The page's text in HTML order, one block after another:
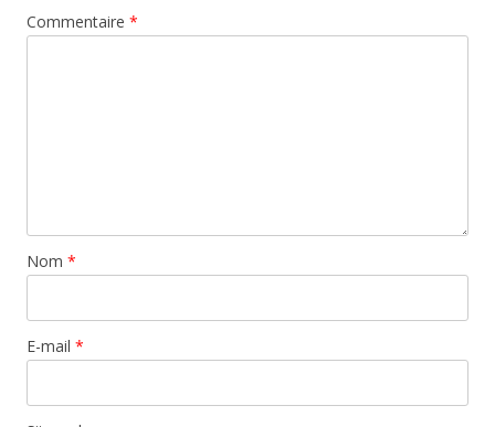
Commentaire *
Nom *
E-mail *